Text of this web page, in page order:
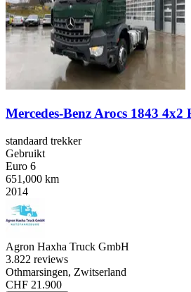
Mercedes-Benz Arocs 1843
standaard trekker
Gebruikt
Euro 6
651,000 km
2014
Agron Haxha Truck GmbH
3.822 reviews
Othmarsingen, Zwitserland
CHF 21.900